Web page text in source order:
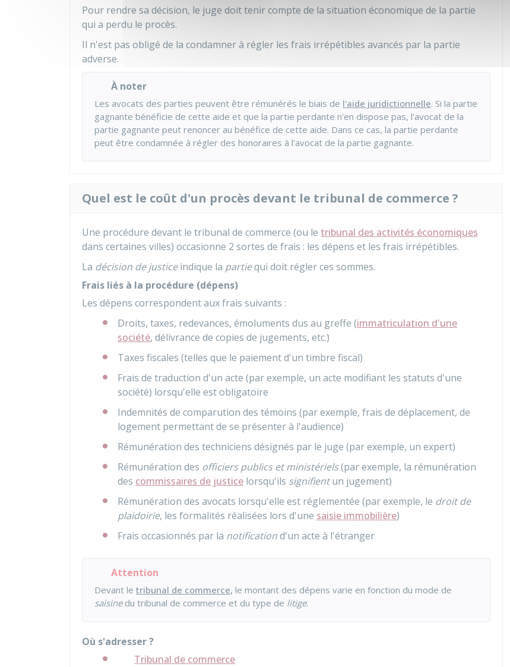
Pour rendre sa décision, le juge doit tenir compte de la situation économique de la partie
qui a perdu le procès.
Il n'est pas obligé de la condamner à régler les frais irrépétibles avancés par la partie
adverse.
À noter
Les avocats des parties peuvent être rémunérés le biais de l'aide juridictionnelle. Si la partie
gagnante bénéficie de cette aide et que la partie perdante n'en dispose pas, l'avocat de la
partie gagnante peut renoncer au bénéfice de cette aide. Dans ce cas, la partie perdante
peut être condamnée à régler des honoraires à l'avocat de la partie gagnante.
Quel est le coût d'un procès devant le tribunal de commerce ?
Une procédure devant le tribunal de commerce (ou le tribunal des activités économiques
dans certaines villes) occasionne 2 sortes de frais : les dépens et les frais irrépétibles.
La décision de justiceindique la partiequi doit régler ces sommes.
Frais liés à la procédure (dépens)
Les dépens correspondent aux frais suivants :
Droits, taxes, redevances, émoluments dus au greffe (immatriculation d'une
société, délivrance de copies de jugements, etc.)
Taxes fiscales (telles que le paiement d'un timbre fiscal)
Frais de traduction d'un acte (par exemple, un acte modifiant les statuts d'une
société) lorsqu'elle est obligatoire
Indemnités de comparution des témoins (par exemple, frais de déplacement, de
logement permettant de se présenter à l'audience)
Rémunération des techniciens désignés par le juge (par exemple, un expert)
Rémunération des officiers publics et ministériels(par exemple, la rémunération
des commissaires de justice lorsqu'ils signifientun jugement)
Rémunération des avocats lorsqu'elle est réglementée (par exemple, le droit de
plaidoirie, les formalités réalisées lors d'une saisie immobilière)
Frais occasionnés par la notificationd'un acte à l'étranger
Attention
Devant le tribunal de commerce, le montant des dépens varie en fonction du mode de
saisinedu tribunal de commerce et du type de litige.
Où s'adresser ?
Tribunal de commerce